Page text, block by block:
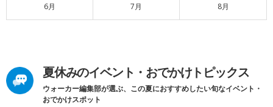
6月 7月 8月
夏休みのイベント・おでかけトピックス
ウォーカー編集部が選ぶ、この夏におすすめしたい旬なイベント・
おでかけスポット